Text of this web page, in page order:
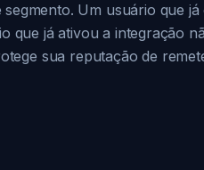
Um usuário que
que já ativou a integração
sua reputação de